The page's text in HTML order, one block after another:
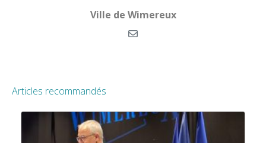
Ville de Wimereux
Articles recommandés